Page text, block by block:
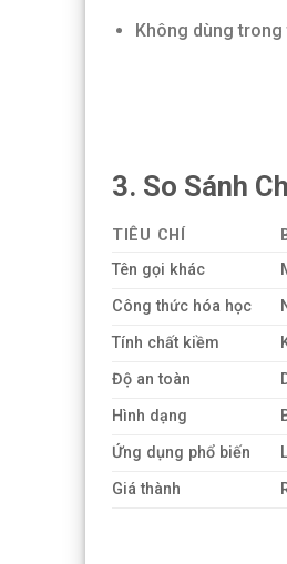
Không dùng
3. So Sánh
TIÊU CHÍ
Tên gọi khác
Công thức hóa học
Tính chất kiềm
Độ an toàn
Hình dạng
Ứng dụng phổ biến
Giá thành